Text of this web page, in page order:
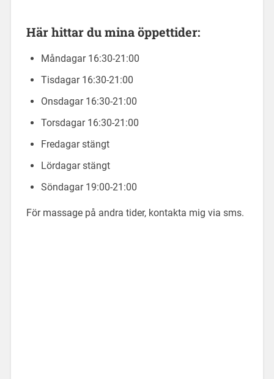
Här hittar du mina öppettider:
Måndagar 16:30-21:00
Tisdagar 16:30-21:00
Onsdagar 16:30-21:00
Torsdagar 16:30-21:00
Fredagar stängt
Lördagar stängt
Söndagar 19:00-21:00
För massage på andra tider, kontakta mig via sms.